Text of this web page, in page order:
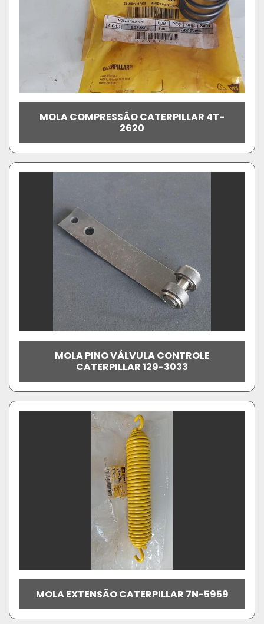
MOLA COMPRESSÃO CATERPILLAR 4T-
2620
MOLA PINO VÁLVULA CONTROLE
CATERPILLAR 129-3033
MOLA EXTENSÃO CATERPILLAR 7N-5959